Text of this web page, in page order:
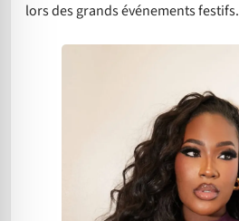
lors des grands événements festifs.